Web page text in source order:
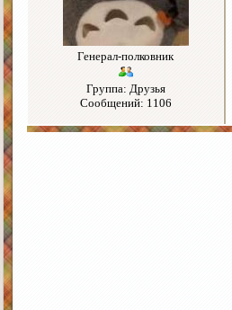
Генерал-полковник
Группа: Друзья
Сообщений: 1106